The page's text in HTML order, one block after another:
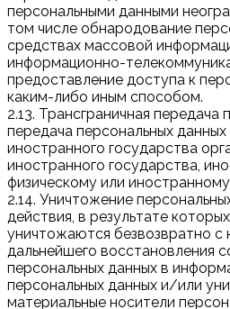
персональными данными
том числе обнародование
средствах массовой
информационно-
предоставление доступа к
каким-либо иным способом.
2.13. Трансграничная
передача персональных
иностранного государства
иностранного государства,
физическому или
2.14. Уничтожение
действия, в результате
уничтожаются безвозвратно
дальнейшего восстановления
персональных данных в
персональных данных и/или
материальные носители